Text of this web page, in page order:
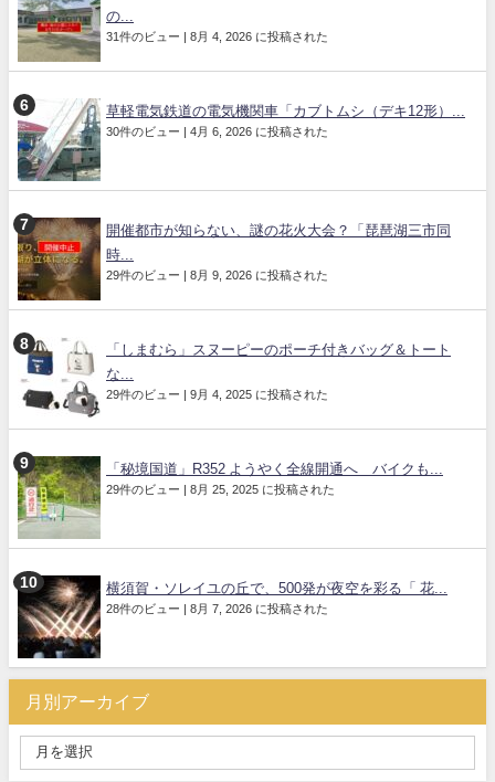
の...
31件のビュー | 8月 4, 2026 に投稿された
草軽電気鉄道の電気機関車「カブトムシ（デキ12形）...
30件のビュー | 4月 6, 2026 に投稿された
開催都市が知らない、謎の花火大会？「琵琶湖三市同
時...
29件のビュー | 8月 9, 2026 に投稿された
「しまむら」スヌーピーのポーチ付きバッグ＆トート
な...
29件のビュー | 9月 4, 2025 に投稿された
「秘境国道」R352 ようやく全線開通へ バイクも...
29件のビュー | 8月 25, 2025 に投稿された
横須賀・ソレイユの丘で、500発が夜空を彩る「 花...
28件のビュー | 8月 7, 2026 に投稿された
月別アーカイブ